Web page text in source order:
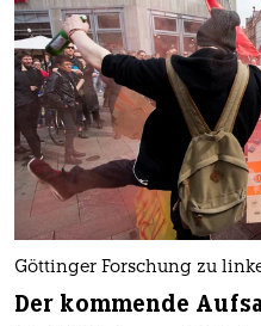
Göttinger Forschung zu
Der kommende